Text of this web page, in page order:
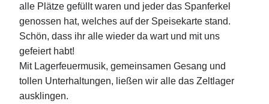
alle Plätze gefüllt waren und jeder das Spanferkel
genossen hat, welches auf der Speisekarte stand.
Schön, dass ihr alle wieder da wart und mit uns
gefeiert habt!
Mit Lagerfeuermusik, gemeinsamen Gesang und
tollen Unterhaltungen, ließen wir alle das Zeltlager
ausklingen.